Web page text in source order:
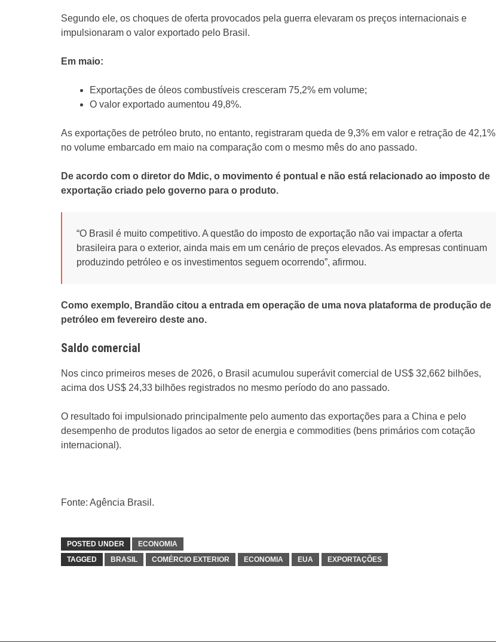
Segundo ele, os choques de oferta provocados pela guerra elevaram os preços internacionais e
impulsionaram o valor exportado pelo Brasil.
Em maio:
Exportações de óleos combustíveis cresceram 75,2% em volume;
O valor exportado aumentou 49,8%.
As exportações de petróleo bruto, no entanto, registraram queda de 9,3% em valor e retração de 42,1%
no volume embarcado em maio na comparação com o mesmo mês do ano passado.
De acordo com o diretor do Mdic, o movimento é pontual e não está relacionado ao imposto de
exportação criado pelo governo para o produto.
“O Brasil é muito competitivo. A questão do imposto de exportação não vai impactar a oferta
brasileira para o exterior, ainda mais em um cenário de preços elevados. As empresas continuam
produzindo petróleo e os investimentos seguem ocorrendo”, afirmou.
Como exemplo, Brandão citou a entrada em operação de uma nova plataforma de produção de
petróleo em fevereiro deste ano.
Saldo comercial
Nos cinco primeiros meses de 2026, o Brasil acumulou superávit comercial de US$ 32,662 bilhões,
acima dos US$ 24,33 bilhões registrados no mesmo período do ano passado.
O resultado foi impulsionado principalmente pelo aumento das exportações para a China e pelo
desempenho de produtos ligados ao setor de energia e commodities (bens primários com cotação
internacional).
Fonte: Agência Brasil.
POSTED UNDER
ECONOMIA
TAGGED
BRASIL COMÉRCIO EXTERIOR ECONOMIA EUA EXPORTAÇÕES